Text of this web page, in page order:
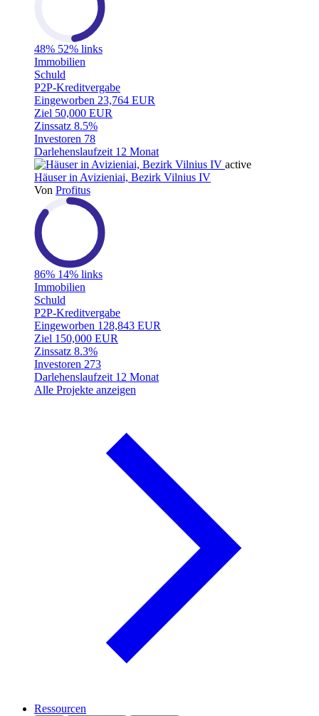
48% 52% links
Immobilien
Schuld
P2P-Kreditvergabe
Eingeworben 23,764 EUR
Ziel 50,000 EUR
Zinssatz 8.5%
Investoren 78
Darlehenslaufzeit 12 Monat
active
Häuser in Avizieniai, Bezirk Vilnius IV
Von Profitus
86% 14% links
Immobilien
Schuld
P2P-Kreditvergabe
Eingeworben 128,843 EUR
Ziel 150,000 EUR
Zinssatz 8.3%
Investoren 273
Darlehenslaufzeit 12 Monat
Alle Projekte anzeigen
Ressourcen